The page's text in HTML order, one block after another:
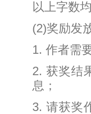
以上字数
(2)奖励发
1. 作者需
2. 获奖结
息；
3. 请获奖